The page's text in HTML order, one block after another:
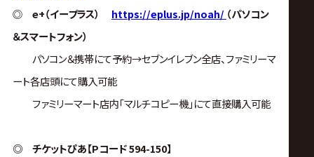
◎ e+（イープラス） https://eplus.jp/noah/ （パソコン
＆スマートフォン）
パソコン＆携帯にて予約→セブンイレブン全店、ファミリーマ
ート各店頭にて購入可能
ファミリーマート店内｢マルチコピー機｣にて直接購入可能
◎ チケットぴあ【Pコード 594-150】